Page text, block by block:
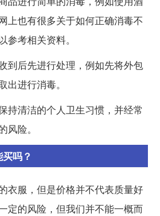
上也有很多关于如何正确消毒不
参考相关资料。
到后先进行处理，例如先将外包
进行消毒。
持清洁的个人卫生习惯，并经常
险。
吗？
衣服，但是价格并不代表质量好
定的风险，但我们并不能一概而